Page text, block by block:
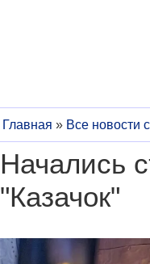
Главная » Все новости
Начались
"Казачок"